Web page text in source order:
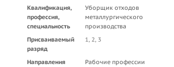
Квалификация,
профессия,
специальность
Уборщик отходов
металлургического
производства
Присваиваемый
разряд
1, 2, 3
Направления
Рабочие профессии